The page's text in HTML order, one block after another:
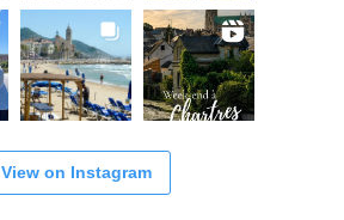
View on Instagram